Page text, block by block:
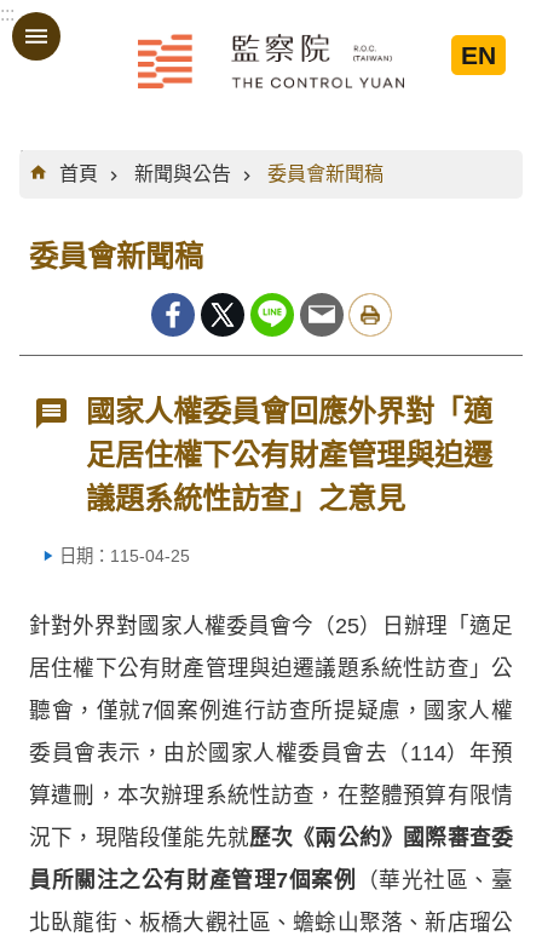
跳到主要內容區塊
:::
EN
:::
首頁
新聞與公告 委員會新聞稿
委員會新聞稿
國家人權委員會回應外界對「適
足居住權下公有財產管理與迫遷
議題系統性訪查」之意見
日期：115-04-25
針對外界對國家人權委員會今（25）日辦理「適足
居住權下公有財產管理與迫遷議題系統性訪查」公
聽會，僅就7個案例進行訪查所提疑慮，國家人權
委員會表示，由於國家人權委員會去（114）年預
算遭刪，本次辦理系統性訪查，在整體預算有限情
況下，現階段僅能先就歷次《兩公約》國際審查委
員所關注之公有財產管理7個案例
（華光社區、臺
北臥龍街、板橋大觀社區、蟾蜍山聚落、新店瑠公